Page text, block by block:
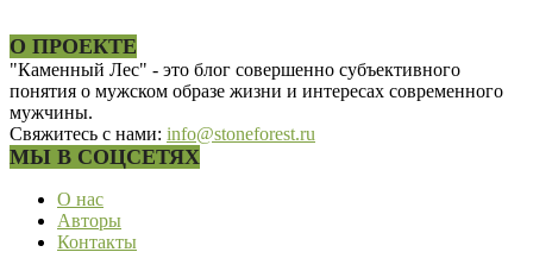
О ПРОЕКТЕ
"Каменный Лес" - это блог совершенно субъективного
понятия о мужском образе жизни и интересах современного
мужчины.
Свяжитесь с нами: info@stoneforest.ru
МЫ В СОЦСЕТЯХ
О нас
Авторы
Контакты